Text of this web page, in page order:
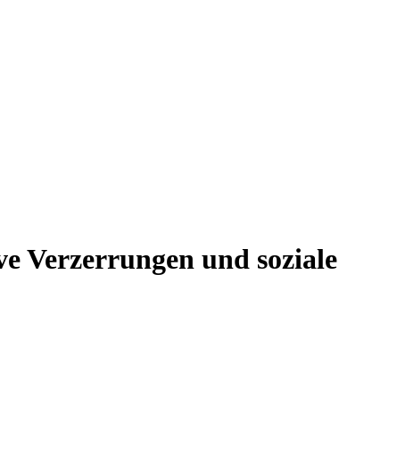
Verzerrungen und soziale